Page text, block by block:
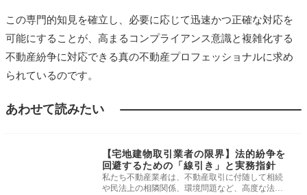
この専門的知見を確立し、必要に応じて迅速かつ正確な対応を
可能にすることが、高まるコンプライアンス意識と複雑化する
不動産紛争に対応できる真の不動産プロフェッショナルに求め
られているのです。
あわせて読みたい
【宅地建物取引業者の限界】法的紛争を
回避するための「線引き」と実務指針
私たち不動産業者は、不動産取引に付随して相続
や民法上の相隣関係、環境問題など、高度な法的